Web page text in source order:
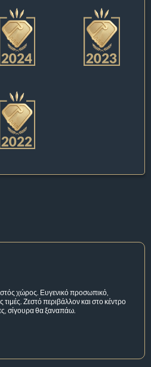
χώρος. Ευγενικό προσωπικό,
τιμές. Ζεστό περιβάλλον και στο κέντρο
σίγουρα θα ξαναπάω.